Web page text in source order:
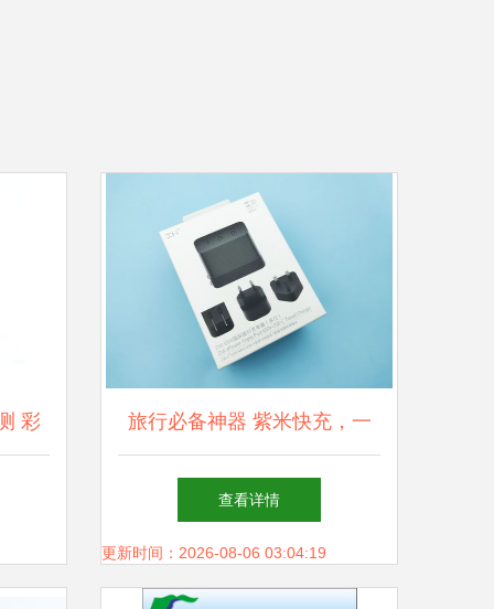
彩 旅行必备神器 紫米快充，一
个充电器走遍全球
查看详情
更新时间：2026-08-06 03:04:19